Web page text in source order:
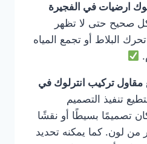
ارضيات في الفجيرة
صحيح حتى لا تظهر
البلاط أو تجمع المياه
مقاول تركيب انترلوك في
تنفيذ التصميم
تصميمًا بسيطًا أو نقشًا
من لون. كما يمكنه تحديد